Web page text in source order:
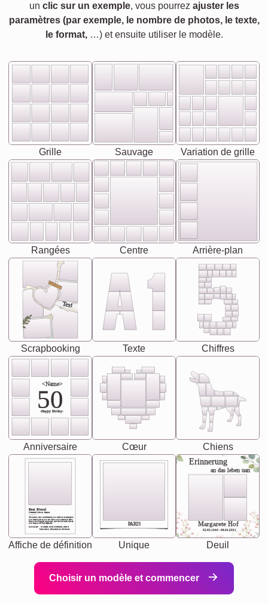
un clic sur un exemple, vous pourrez ajuster les
paramètres (par exemple, le nombre de photos, le texte,
le format,…) et ensuite utiliser le modèle.
Grille Sauvage Variation de grille
Rangées Centre Arrière-plan
Text
Scrapbooking Texte Chiffres
<Name>
50
-Happy Birday-
Anniversaire Cœur Chiens
Best Friend
[<NAME>] Noun, feminie
Synonyms: Soulmate, closet confidante, sister at
heart person, life partner in adventure.
The person who understands you without explanation
you accepts just as you are. She's your partner in life's,
chaos your biggest supporter, and the one with whom
you share your best memories.
Affiche de définition
PARIS
Unique
Erinnerung
an das leben uan
Margarete Hof
02.05.1940 - 08.04.2021
Deuil
Choisir un modèle et commencer